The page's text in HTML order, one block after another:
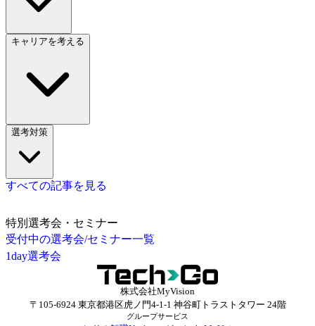
キャリアを考える
選考対策
すべての記事を見る
特別選考会・セミナー
受付中の選考会/セミナー一覧
1day選考会
株式会社MyVision
〒105-6924 東京都港区虎ノ門4-1-1 神谷町トラストタワー 24階
グループサービス